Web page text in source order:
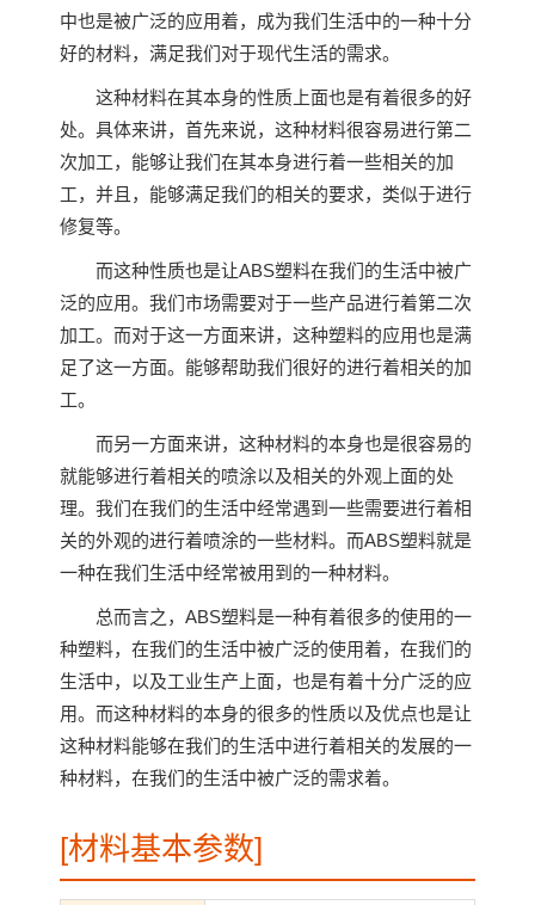
中也是被广泛的应用着，成为我们生活中的一种十分
好的材料，满足我们对于现代生活的需求。
这种材料在其本身的性质上面也是有着很多的好
处。具体来讲，首先来说，这种材料很容易进行第二
次加工，能够让我们在其本身进行着一些相关的加
工，并且，能够满足我们的相关的要求，类似于进行
修复等。
而这种性质也是让ABS塑料在我们的生活中被广
泛的应用。我们市场需要对于一些产品进行着第二次
加工。而对于这一方面来讲，这种塑料的应用也是满
足了这一方面。能够帮助我们很好的进行着相关的加
工。
而另一方面来讲，这种材料的本身也是很容易的
就能够进行着相关的喷涂以及相关的外观上面的处
理。我们在我们的生活中经常遇到一些需要进行着相
关的外观的进行着喷涂的一些材料。而ABS塑料就是
一种在我们生活中经常被用到的一种材料。
总而言之，ABS塑料是一种有着很多的使用的一
种塑料，在我们的生活中被广泛的使用着，在我们的
生活中，以及工业生产上面，也是有着十分广泛的应
用。而这种材料的本身的很多的性质以及优点也是让
这种材料能够在我们的生活中进行着相关的发展的一
种材料，在我们的生活中被广泛的需求着。
[材料基本参数]